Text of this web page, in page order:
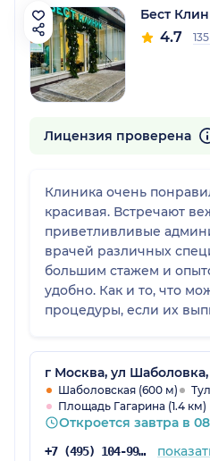
Бест
4.7
Лицензия проверена
Клиника очень
красивая. Встречают
приветливливые
врачей различных
большим стажем и
удобно. Как и то, что
процедуры, если их
г Москва, ул
Шаболовская (600 м)
Площадь Гагарина (1.4 км)
Откроется завтра в
+7 (495) 104-99-85